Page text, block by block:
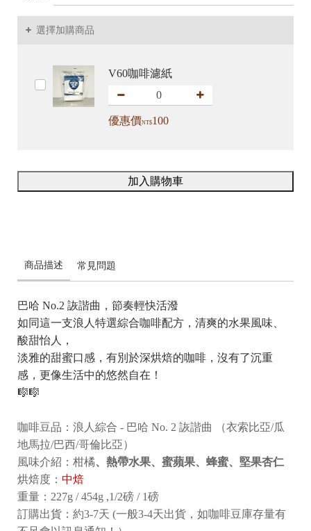
選擇加購商品
V60咖啡濾紙
優惠價NT$100
加入購物車
商品描述 常見問題
巴哈 No.2 詼諧曲，節奏輕快活潑
如同這一支浪人特選綜合咖啡配方，清爽的水果風味、
酸甜怡人，
淡雅的甜蜜口感，有別於深烘焙的咖啡，沒有了沉重
感，更像生活中的悠然自在！
🎼🎼
咖啡豆品：浪人綜合 - 巴哈 No. 2 詼諧曲 （衣索比亞/瓜
地馬拉/巴西/哥倫比亞）
風味介紹：柑橘、熱帶水果、蜜蘋果、蜂蜜、堅果杏仁
烘焙度： 中焙
重量：227g / 454g ,1/2磅 / 1磅
訂購出貨：約3-7天 (一般3-4天出貨，如咖啡豆庫存量有